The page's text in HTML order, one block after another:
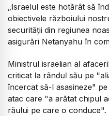
„Israelul este hotărât să
obiectivele războiului
securităţii din regiunea
asigurări Netanyahu în
Ministrul israelian al
criticat la rândul său pe
încercat să-l asasineze"
atac care "a arătat chipul
răului pe care o conduce".